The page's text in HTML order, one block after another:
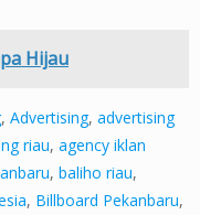
Hijau
, Advertising, advertising
riau, agency iklan
, baliho riau,
, Billboard Pekanbaru,